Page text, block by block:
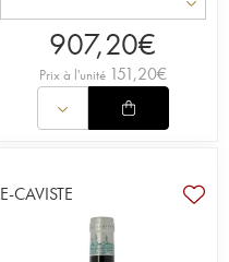
907,20€
Prix à l'unité 151,20€
E-CAVISTE